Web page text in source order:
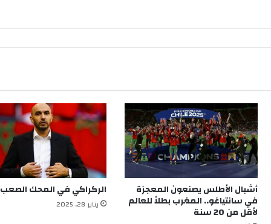
أشبال الأطلس يصنعون المعجزة
في سانتياغو.. المغرب بطلاً للعالم
لأقل من 20 سنة
الركراكي في المحك الصعب
يناير 28, 2025